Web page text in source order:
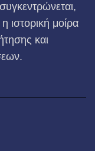
η ιστορική μοίρα
και